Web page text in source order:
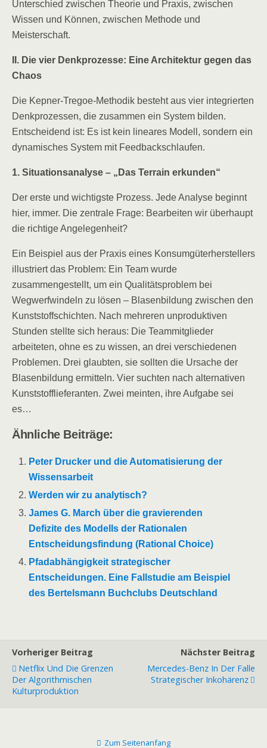
Unterschied zwischen Theorie und Praxis, zwischen
Wissen und Können, zwischen Methode und
Meisterschaft.
II. Die vier Denkprozesse: Eine Architektur gegen das
Chaos
Die Kepner-Tregoe-Methodik besteht aus vier integrierten
Denkprozessen, die zusammen ein System bilden.
Entscheidend ist: Es ist kein lineares Modell, sondern ein
dynamisches System mit Feedbackschlaufen.
1. Situationsanalyse – „Das Terrain erkunden“
Der erste und wichtigste Prozess. Jede Analyse beginnt
hier, immer. Die zentrale Frage: Bearbeiten wir überhaupt
die richtige Angelegenheit?
Ein Beispiel aus der Praxis eines Konsumgüterherstellers
illustriert das Problem: Ein Team wurde
zusammengestellt, um ein Qualitätsproblem bei
Wegwerfwindeln zu lösen – Blasenbildung zwischen den
Kunststoffschichten. Nach mehreren unproduktiven
Stunden stellte sich heraus: Die Teammitglieder
arbeiteten, ohne es zu wissen, an drei verschiedenen
Problemen. Drei glaubten, sie sollten die Ursache der
Blasenbildung ermitteln. Vier suchten nach alternativen
Kunststofflieferanten. Zwei meinten, ihre Aufgabe sei
es…
Ähnliche Beiträge:
Peter Drucker und die Automatisierung der
Wissensarbeit
Werden wir zu analytisch?
James G. March über die gravierenden
Defizite des Modells der Rationalen
Entscheidungsfindung (Rational Choice)
Pfadabhängigkeit strategischer
Entscheidungen. Eine Fallstudie am Beispiel
des Bertelsmann Buchclubs Deutschland
Vorheriger Beitrag
Netflix Und Die Grenzen
Der Algorithmischen
Kulturproduktion
Nächster Beitrag
Mercedes-Benz In Der Falle
Strategischer Inkohärenz
Zum Seitenanfang